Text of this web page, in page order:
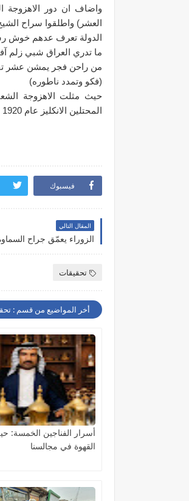
واضاف ان دور الاهزوجة
العشر) واطلقوا سراح
الدولة تعرف عدهم خوش
ما تدري العراق شبي زلم
من راحن فجر يمشن عشر
(فكو وتمدد ناطوره)
حيث مثلت الاهزوجة
المحتلين الانكليز عام 1920 والتي ظل صداها خالدا عبر الزمن.
فيسبوك
المقال التالي
الزوراء يعمّق جراح
تحقيقات
أخر المواضيع من قسم :
أسرار الفناجين الخمسة:
القهوة في مجالسنا